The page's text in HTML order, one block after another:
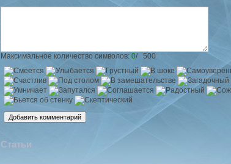
Максимальное количество символов: 0/ 500
Статьи